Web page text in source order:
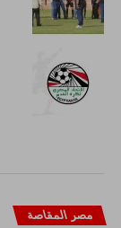
مصر المقاصة